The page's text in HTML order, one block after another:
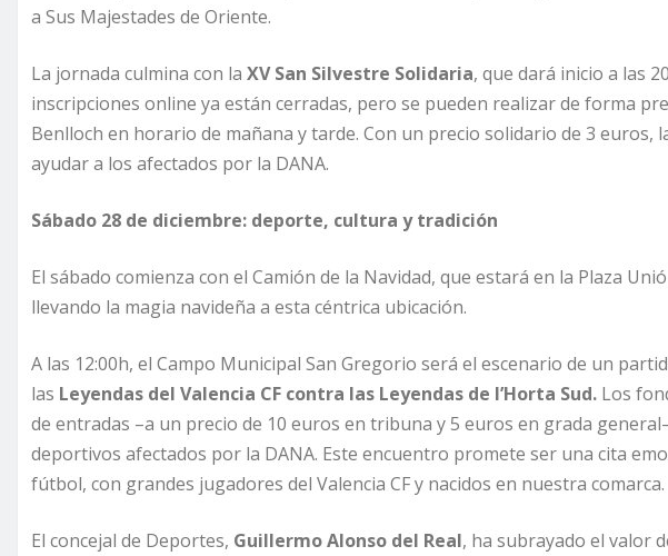
a Sus Majestades de Oriente.
La jornada culmina con la XV San Silvestre Solidaria, que dará inicio a las
inscripciones online ya están cerradas, pero se pueden realizar de forma
Benlloch en horario de mañana y tarde. Con un precio solidario de 3 euros,
ayudar a los afectados por la DANA.
Sábado 28 de diciembre: deporte, cultura y tradición
El sábado comienza con el Camión de la Navidad, que estará en la Plaza
llevando la magia navideña a esta céntrica ubicación.
A las 12:00h, el Campo Municipal San Gregorio será el escenario de un
las Leyendas del Valencia CF contra las Leyendas de l’Horta Sud. Los
de entradas –a un precio de 10 euros en tribuna y 5 euros en grada
deportivos afectados por la DANA. Este encuentro promete ser una cita
fútbol, con grandes jugadores del Valencia CF y nacidos en nuestra comarca.
El concejal de Deportes, Guillermo Alonso del Real, ha subrayado el valor